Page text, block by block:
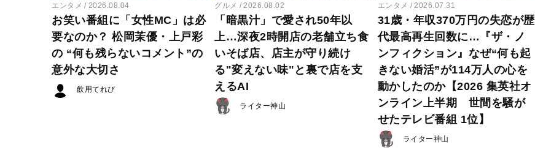
エンタメ 2026.08.04
お笑い番組に「女性MC」は必
要なのか？ 松岡茉優・上戸彩
の “何も残らないコメント”の
意外な大切さ
飲用てれび
グルメ 2026.08.02
「暗黒汁」で愛され50年以
上…深夜2時開店の老舗立ち食
いそば店、店主が守り続け
る"変えない味"と裏で店を支
えるAI
ライター神山
エンタメ 2026.07.31
31歳・年収370万円の失恋が歴
代最高再生回数に…『ザ・ノ
ンフィクション』なぜ“何も起
きない婚活”が114万人の心を
動かしたのか【2026 集英社オ
ンライン上半期 世間を騒が
せたテレビ番組 1位】
ライター神山